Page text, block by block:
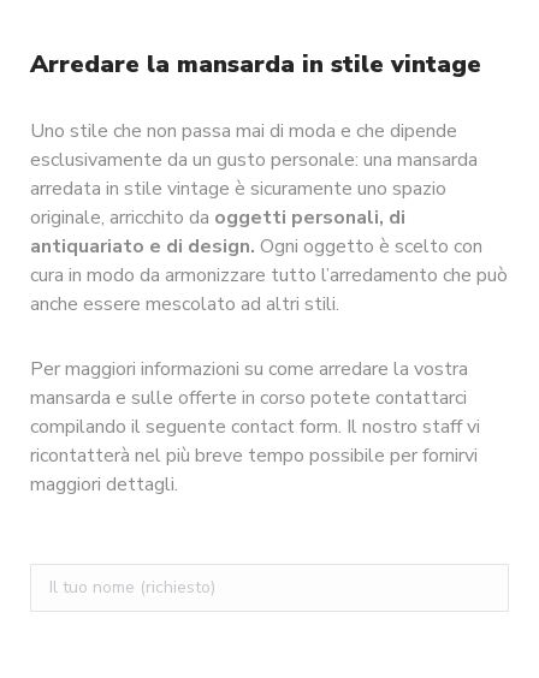
Arredare la mansarda in stile vintage
Uno stile che non passa mai di moda e che dipende
esclusivamente da un gusto personale: una mansarda
arredata in stile vintage è sicuramente uno spazio
originale, arricchito da oggetti personali, di
antiquariato e di design. Ogni oggetto è scelto con
cura in modo da armonizzare tutto l’arredamento che può
anche essere mescolato ad altri stili.
Per maggiori informazioni su come arredare la vostra
mansarda e sulle offerte in corso potete contattarci
compilando il seguente contact form. Il nostro staff vi
ricontatterà nel più breve tempo possibile per fornirvi
maggiori dettagli.